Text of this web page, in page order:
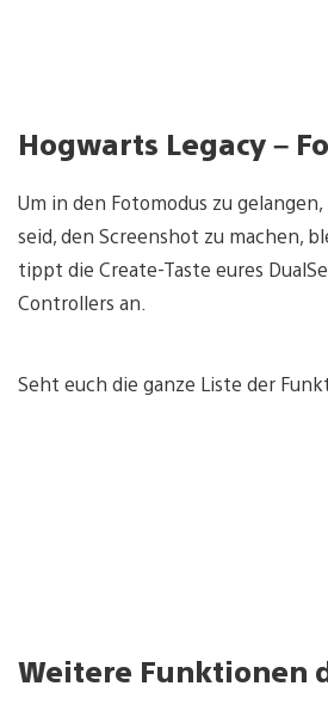
Hogwarts Legacy –
Um in den Fotomodus zu
seid, den Screenshot zu machen,
tippt die Create-Taste eures
Controllers an.
Seht euch die ganze Liste der
Weitere Funktionen